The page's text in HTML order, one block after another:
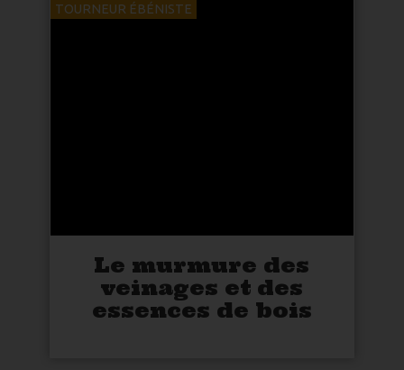
TOURNEUR ÉBÉNISTE
Le murmure des
veinages et des
essences de bois